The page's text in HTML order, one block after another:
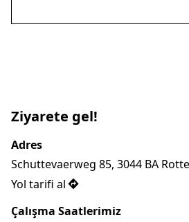
Ziyarete gel!
Adres
Yol tarifi al
Çalışma Saatlerimiz